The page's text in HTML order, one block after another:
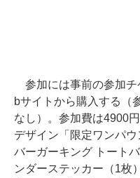
参加には事前の参加チ
bサイトから購入する（
なし）。参加費は4900
デザイン「限定ワンパ
バーガーキング トート
ンダーステッカー（1枚